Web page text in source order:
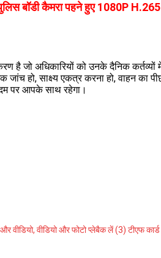
बॉडी कैमरा पहने हुए 1080P
है जो अधिकारियों को उनके दैनिक कर्तव्यों
हो, साक्ष्य एकत्र करना हो, वाहन का
पर आपके साथ रहेगा।
वीडियो, वीडियो और फोटो प्लेबैक लें (3) टीएफ